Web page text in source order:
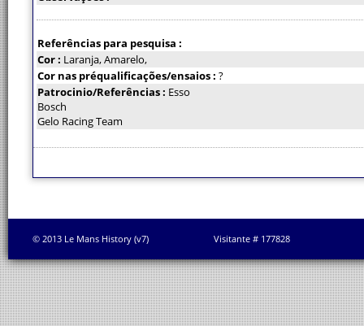
Referências para pesquisa :
Cor : Laranja, Amarelo,
Cor nas préqualificações/ensaios : ?
Patrocinio/Referências : Esso
Bosch
Gelo Racing Team
© 2013 Le Mans History (v7) Visitante # 177828